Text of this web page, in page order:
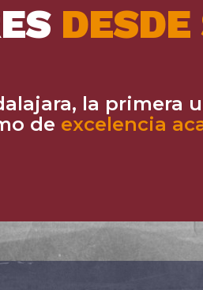
la primera
de excelencia